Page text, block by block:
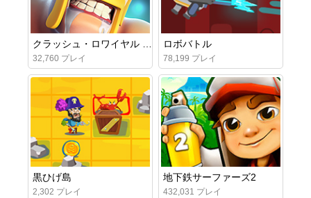
クラッシュ・ロワイヤル オンライン
32,760 プレイ
ロボバトル
78,199 プレイ
黒ひげ島
2,302 プレイ
地下鉄サーファーズ2
432,031 プレイ